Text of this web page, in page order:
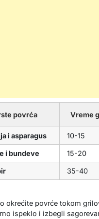
povrća Vreme
i asparagus 10-15
i bundeve 15-20
35-40
okrećite povrće tokom
ispeklo i izbegli